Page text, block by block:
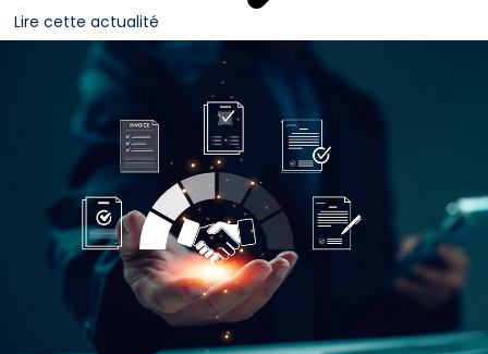
Lire cette actualité